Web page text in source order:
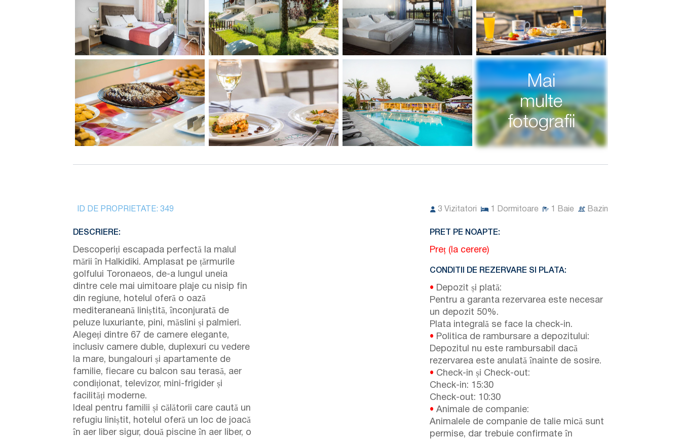
Mai
multe
fotografii
ID DE PROPRIETATE: 349 3 Vizitatori 1 Dormitoare 1 Baie Bazin
DESCRIERE:
Descoperiți escapada perfectă la malul
mării în Halkidiki. Amplasat pe țărmurile
golfului Toronaeos, de-a lungul uneia
dintre cele mai uimitoare plaje cu nisip fin
din regiune, hotelul oferă o oază
mediteraneană liniștită, înconjurată de
peluze luxuriante, pini, măslini și palmieri.
Alegeți dintre 67 de camere elegante,
inclusiv camere duble, duplexuri cu vedere
la mare, bungalouri și apartamente de
familie, fiecare cu balcon sau terasă, aer
condiționat, televizor, mini-frigider și
facilități moderne.
Ideal pentru familii și călătorii care caută un
refugiu liniștit, hotelul oferă un loc de joacă
în aer liber sigur, două piscine în aer liber, o
PRET PE NOAPTE:
Preț (la cerere)
CONDITII DE REZERVARE SI PLATA:
• Depozit și plată:
Pentru a garanta rezervarea este necesar
un depozit 50%.
Plata integrală se face la check-in.
• Politica de rambursare a depozitului:
Depozitul nu este rambursabil dacă
rezervarea este anulată înainte de sosire.
• Check-in și Check-out:
Check-in: 15:30
Check-out: 10:30
• Animale de companie:
Animalele de companie de talie mică sunt
permise, dar trebuie confirmate în